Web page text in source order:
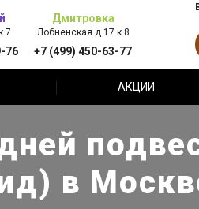
76
Дмитровка
Лобненская д.17 к.8
+7 (499) 450-63-77
АКЦИИ
в